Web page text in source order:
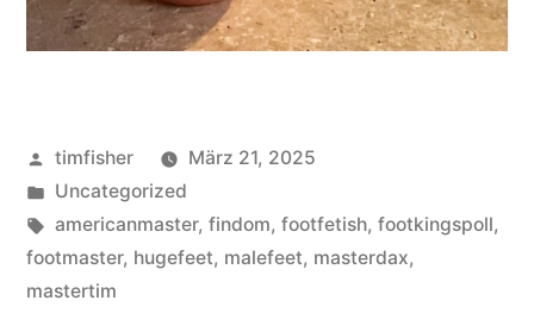
Veröffentlicht
von
timfisher
März 21, 2025
Veröffentlicht
in
Uncategorized
Schlagwörter:
americanmaster, findom, footfetish, footkingspoll,
footmaster, hugefeet, malefeet, masterdax,
mastertim